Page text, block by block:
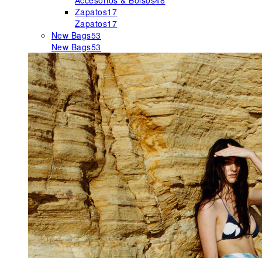
Zapatos17
Zapatos17
New Bags53
New Bags53